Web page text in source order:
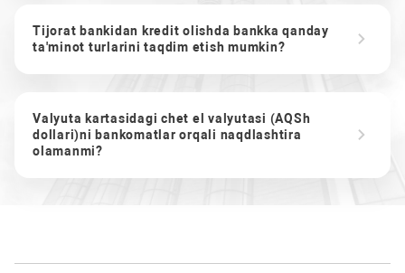
Tijorat bankidan kredit olishda bankka qanday
ta'minot turlarini taqdim etish mumkin?
Valyuta kartasidagi chet el valyutasi (AQSh
dollari)ni bankomatlar orqali naqdlashtira
olamanmi?